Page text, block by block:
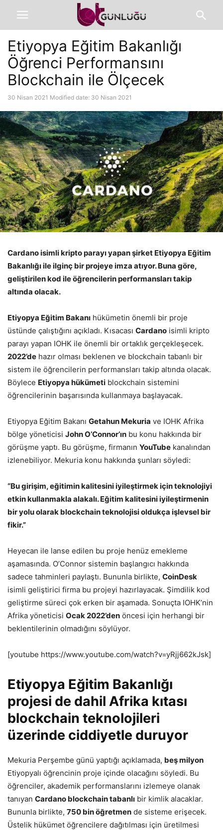
Etiyopya Eğitim Bakanlığı
Öğrenci Performansını
Blockchain ile Ölçecek
30 Nisan 2021 Modified date: 30 Nisan 2021
Cardano isimli kripto parayı yapan şirket Etiyopya Eğitim
Bakanlığı ile ilginç bir projeye imza atıyor. Buna göre,
geliştirilen kod ile öğrencilerin performansları takip
altında olacak.
Etiyopya Eğitim Bakanı hükümetin önemli bir proje
üstünde çalıştığını açıkladı. Kısacası Cardano isimli kripto
parayı yapan IOHK ile önemli bir ortaklık gerçekleşecek.
2022’de hazır olması beklenen ve blockchain tabanlı bir
sistem ile öğrencilerin performansları takip altında olacak.
Böylece Etiyopya hükümeti blockchain sistemini
öğrencilerinin başarısında kullanmaya başlayacak.
Etiyopya Eğitim Bakanı Getahun Mekuria ve IOHK Afrika
bölge yöneticisi John O’Connor’ın bu konu hakkında bir
görüşme yaptı. Bu görüşme, firmanın YouTube kanalından
izlenebiliyor. Mekuria konu hakkında şunları söyledi:
“Bu girişim, eğitimin kalitesini iyileştirmek için teknolojiyi
etkin kullanmakla alakalı. Eğitim kalitesini iyileştirmenin
bir yolu olarak blockchain teknolojisi oldukça işlevsel bir
fikir.”
Heyecan ile lanse edilen bu proje henüz emekleme
aşamasında. O’Connor sistemin başlangıcı hakkında
sadece tahminleri paylaştı. Bununla birlikte, CoinDesk
isimli geliştirici firma bu projeyi hazırlayacak. Şimdilik kod
geliştirme süreci çok erken bir aşamada. Sonuçta IOHK’nin
Afrika yöneticisi Ocak 2022’den öncesi için herhangi bir
beklentilerinin olmadığını söylüyor.
[youtube https://www.youtube.com/watch?v=yRjj662kJsk]
Etiyopya Eğitim Bakanlığı
projesi de dahil Afrika kıtası
blockchain teknolojileri
üzerinde ciddiyetle duruyor
Mekuria Perşembe günü yaptığı açıklamada, beş milyon
Etiyopyalı öğrencinin proje içinde olacağını söyledi. Bu
öğrenciler, akademik performanslarını izlemeye olanak
tanıyan Cardano blockchain tabanlı bir kimlik alacaklar.
Bununla birlikte, 750 bin öğretmen de sisteme erişecek.
Üstelik hükümet öğrencilere dağıtılması için üretilmesi